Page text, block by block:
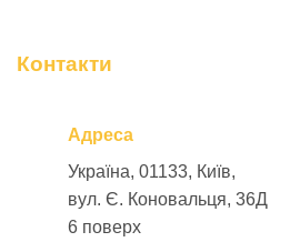
Контакти
Адреса
Україна, 01133, Київ,
вул. Є. Коновальця, 36Д
6 поверх